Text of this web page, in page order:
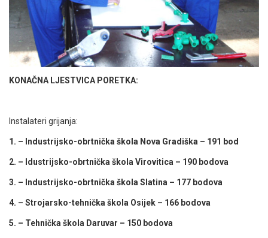
KONAČNA LJESTVICA PORETKA:
Instalateri grijanja:
1. – Industrijsko-obrtnička škola Nova Gradiška – 191 bod
2. – Idustrijsko-obrtnička škola Virovitica – 190 bodova
3. – Industrijsko-obrtnička škola Slatina – 177 bodova
4. – Strojarsko-tehnička škola Osijek – 166 bodova
5. – Tehnička škola Daruvar – 150 bodova